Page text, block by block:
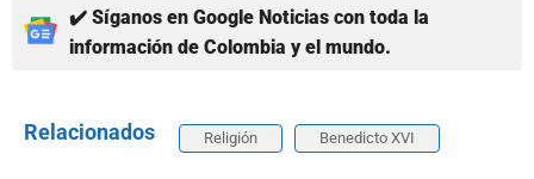
✔️ Síganos en Google Noticias con toda la
información de Colombia y el mundo.
Relacionados Religión Benedicto XVI